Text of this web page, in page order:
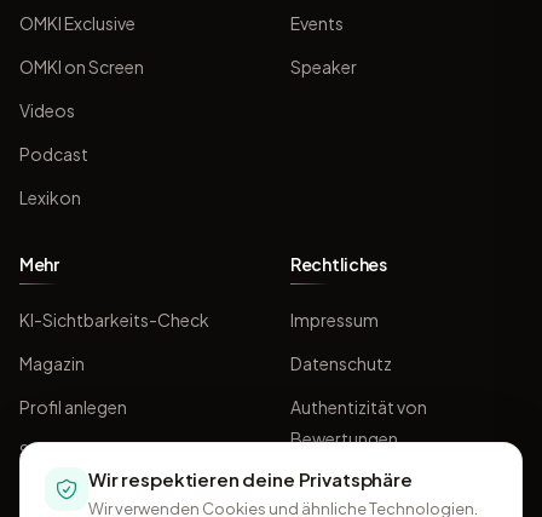
OMKI Exclusive
OMKI on Screen
Videos
Podcast
Lexikon
Events
Speaker
Mehr
KI-Sichtbarkeits-Check
Magazin
Profil anlegen
Sponsoring
Rechtliches
Impressum
Datenschutz
Authentizität von
Bewertungen
AGB
Wir respektieren deine Privatsphäre
Wir verwenden Cookies und ähnliche Technologien.